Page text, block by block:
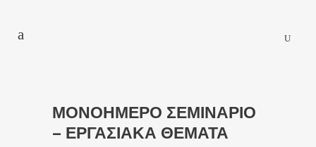
ΜΟΝΟΗΜΕΡΟ ΣΕΜΙΝΑΡΙΟ
– ΕΡΓΑΣΙΑΚΑ ΘΕΜΑΤΑ